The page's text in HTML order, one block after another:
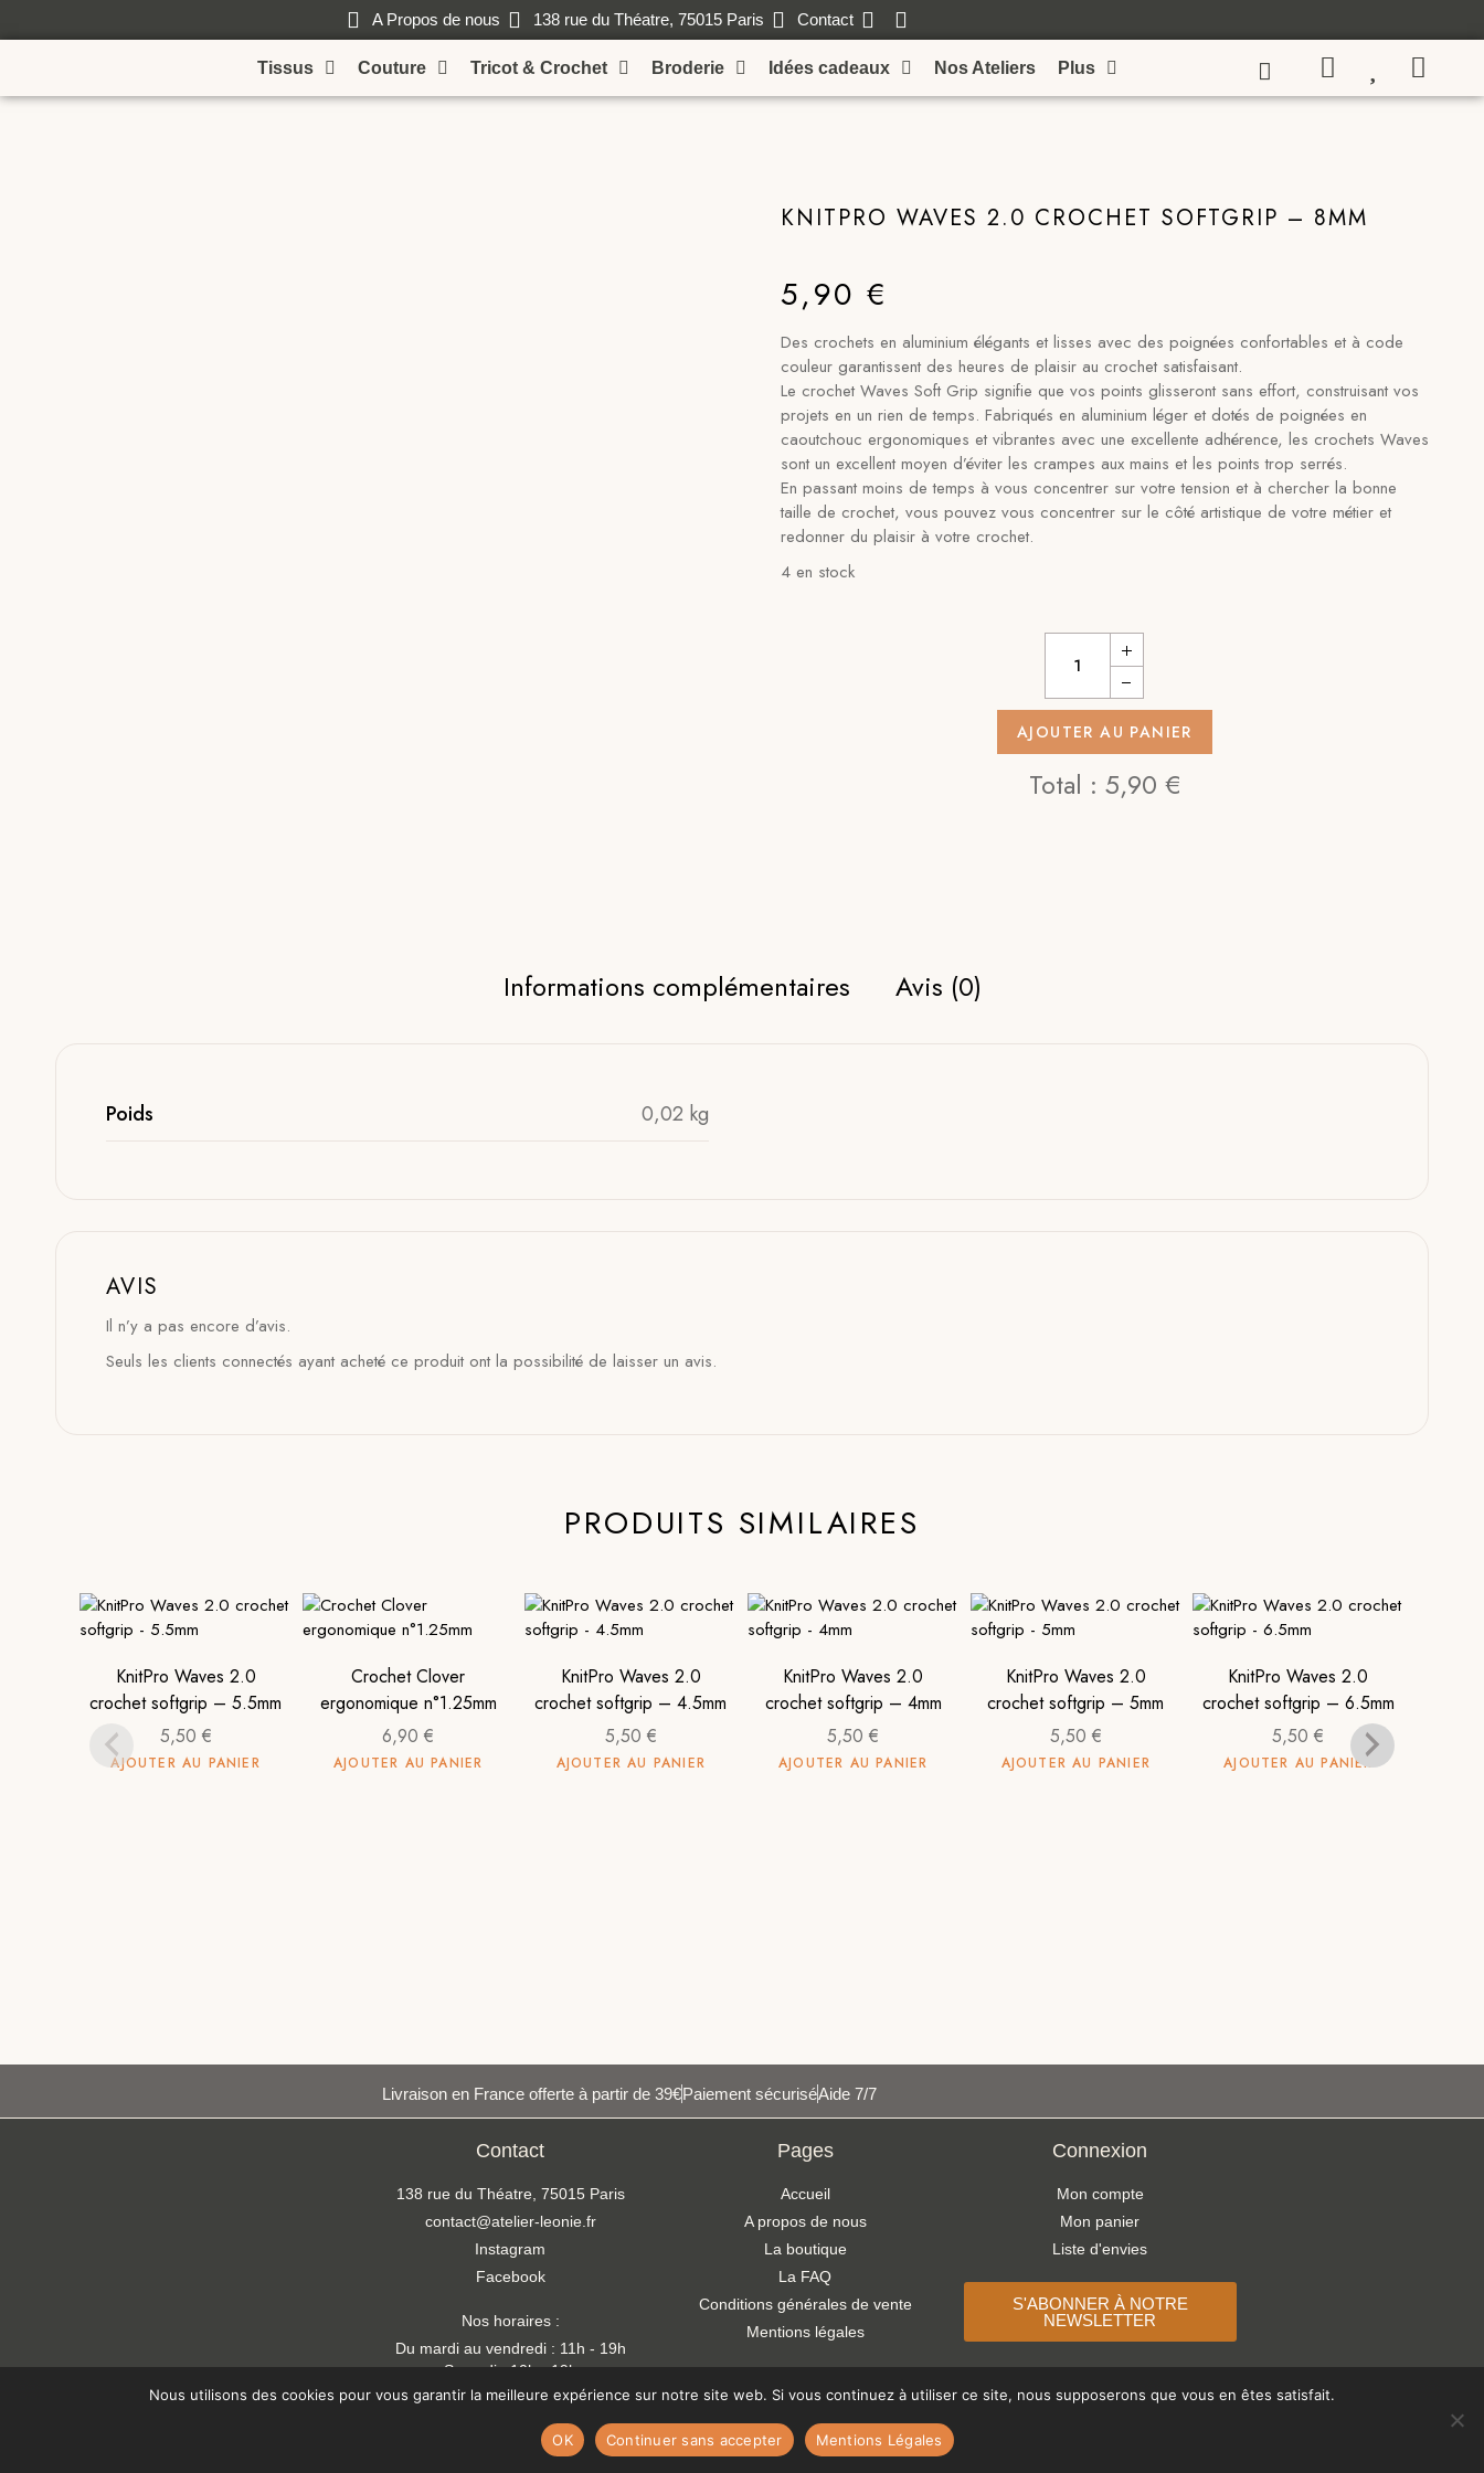
A Propos de nous 138 rue du Théatre, 75015 Paris Contact
Tissus Couture Tricot & Crochet Broderie Idées cadeaux Nos Ateliers Plus
KNITPRO WAVES 2.0 CROCHET SOFTGRIP – 8MM
5,90 €
Des crochets en aluminium élégants et lisses avec des poignées confortables et à code
couleur garantissent des heures de plaisir au crochet satisfaisant.
Le crochet Waves Soft Grip signifie que vos points glisseront sans effort, construisant vos
projets en un rien de temps. Fabriqués en aluminium léger et dotés de poignées en
caoutchouc ergonomiques et vibrantes avec une excellente adhérence, les crochets Waves
sont un excellent moyen d’éviter les crampes aux mains et les points trop serrés.
En passant moins de temps à vous concentrer sur votre tension et à chercher la bonne
taille de crochet, vous pouvez vous concentrer sur le côté artistique de votre métier et
redonner du plaisir à votre crochet.
4 en stock
AJOUTER AU PANIER
Total : 5,90 €
Informations complémentaires Avis (0)
Poids 0,02 kg
AVIS
Il n’y a pas encore d’avis.
Seuls les clients connectés ayant acheté ce produit ont la possibilité de laisser un avis.
PRODUITS SIMILAIRES
KnitPro Waves 2.0
crochet softgrip – 5.5mm
5,50 €
AJOUTER AU PANIER
Crochet Clover
ergonomique n°1.25mm
6,90€
AJOUTER AU PANIER
KnitPro Waves 2.0
crochet softgrip – 4.5mm
5,50 €
AJOUTER AU PANIER
KnitPro Waves 2.0
crochet softgrip – 4mm
5,50€
AJOUTER AU PANIER
KnitPro Waves 2.0
crochet softgrip – 5mm
5,50 €
AJOUTER AU PANIER
KnitPro Waves 2.0
crochet softgrip – 6.5mm
5,50€
AJOUTER AU PANIER
Livraison en France offerte à partir de 39€Paiement sécuriséAide 7/7
Contact
138 rue du Théatre, 75015 Paris
contact@atelier-leonie.fr
Instagram
Facebook
Nos horaires :
Du mardi au vendredi : 11h - 19h
Samedi : 10h - 19h
Dimanche : 14h30 - 18h
Pages
Accueil
A propos de nous
La boutique
La FAQ
Conditions générales de vente
Mentions légales
Connexion
Mon compte
Mon panier
Liste d'envies
S'ABONNER À NOTRE
NEWSLETTER
Nous utilisons des cookies pour vous garantir la meilleure expérience sur notre site web. Si vous continuez à utiliser ce site, nous supposerons que vous en êtes satisfait.
OK Continuer sans accepter Mentions Légales